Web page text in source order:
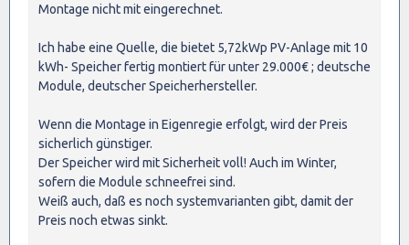
Montage nicht mit eingerechnet.
Ich habe eine Quelle, die bietet 5,72kWp PV-Anlage mit 10
kWh- Speicher fertig montiert für unter 29.000€ ; deutsche
Module, deutscher Speicherhersteller.
Wenn die Montage in Eigenregie erfolgt, wird der Preis
sicherlich günstiger.
Der Speicher wird mit Sicherheit voll! Auch im Winter,
sofern die Module schneefrei sind.
Weiß auch, daß es noch systemvarianten gibt, damit der
Preis noch etwas sinkt.